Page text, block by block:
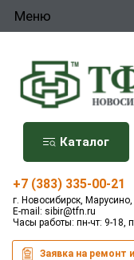
Меню
Каталог
+7 (383) 335-00-21
г. Новосибирск,
E-mail: sibir@tfn.ru
Часы работы: пн-чт: 9-18,
Заявка на ремонт и